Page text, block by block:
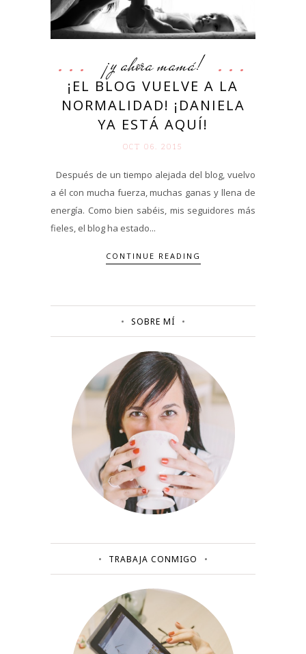
¡y ahora mamá!
¡EL BLOG VUELVE A LA
NORMALIDAD! ¡DANIELA
YA ESTÁ AQUÍ!
OCT 06. 2015
Después de un tiempo alejada del blog, vuelvo
a él con mucha fuerza, muchas ganas y llena de
energía. Como bien sabéis, mis seguidores más
fieles, el blog ha estado...
CONTINUE READING
SOBRE MÍ
TRABAJA CONMIGO